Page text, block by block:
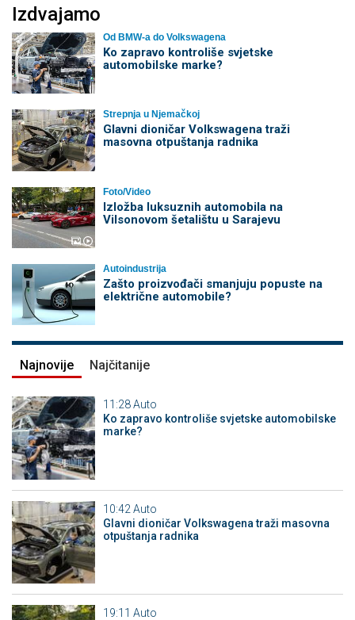
Izdvajamo
Od BMW-a do Volkswagena
Ko zapravo kontroliše svjetske
automobilske marke?
Strepnja u Njemačkoj
Glavni dioničar Volkswagena traži
masovna otpuštanja radnika
Foto/Video
Izložba luksuznih automobila na
Vilsonovom šetalištu u Sarajevu
Autoindustrija
Zašto proizvođači smanjuju popuste na
električne automobile?
Najnovije Najčitanije
11:28Auto
Ko zapravo kontroliše svjetske automobilske
marke?
10:42 Auto
Glavni dioničar Volkswagena traži masovna
otpuštanja radnika
19:11 Auto